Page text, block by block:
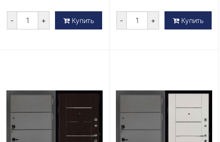
- + Купить - + Купить